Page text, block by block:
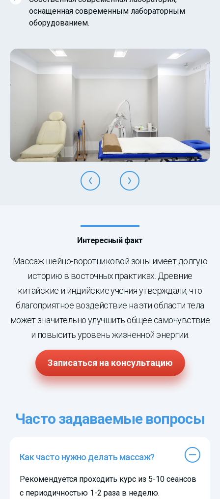
оснащенная современным лабораторным
оборудованием.
Интересный факт
Массаж шейно-воротниковой зоны имеет долгую
историю в восточных практиках. Древние
китайские и индийские учения утверждали, что
благоприятное воздействие на эти области тела
может значительно улучшить общее самочувствие
и повысить уровень жизненной энергии.
Записаться на консультацию
Часто задаваемые вопросы
Как часто нужно делать массаж?
Рекомендуется проходить курс из 5-10 сеансов
с периодичностью 1-2 раза в неделю.